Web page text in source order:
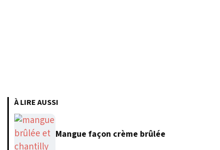
À LIRE AUSSI
Mangue façon crème brûlée